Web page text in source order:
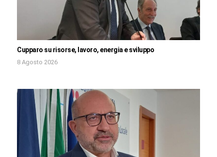
Cupparo su risorse, lavoro, energia e sviluppo
8 Agosto 2026